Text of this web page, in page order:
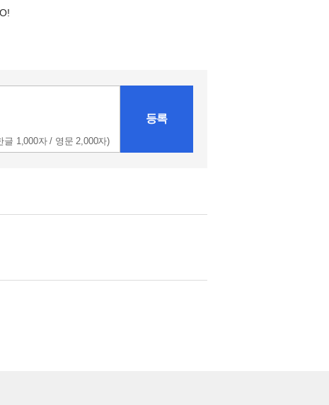
글 1,000자 / 영문 2,000자)
등록